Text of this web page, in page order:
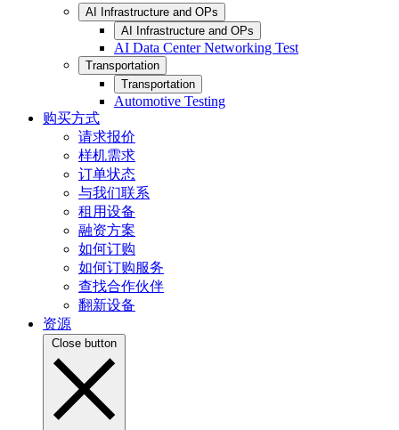
AI Infrastructure and OPs
AI Infrastructure and OPs
AI Data Center Networking Test
Transportation
Transportation
Automotive Testing
购买方式
请求报价
样机需求
订单状态
与我们联系
租用设备
融资方案
如何订购
如何订购服务
查找合作伙伴
翻新设备
资源
Close button